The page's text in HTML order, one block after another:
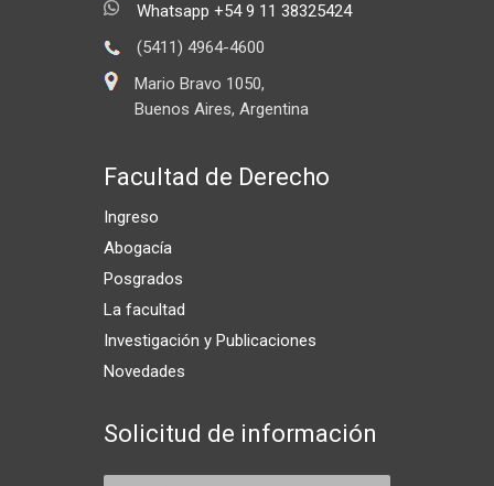
Whatsapp +54 9 11 38325424
(5411) 4964-4600
Mario Bravo 1050,
Buenos Aires, Argentina
Facultad de Derecho
Ingreso
Abogacía
Posgrados
La facultad
Investigación y Publicaciones
Novedades
Solicitud de información